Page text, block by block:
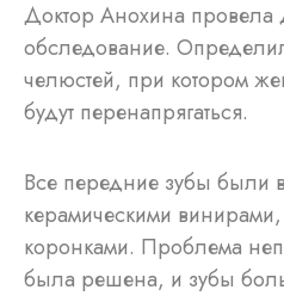
Доктор Анохина провела
обследование.
челюстей, при котором
будут перенапрягаться.
Все передние зубы были
керамическими
коронками. Проблема
была решена, и зубы